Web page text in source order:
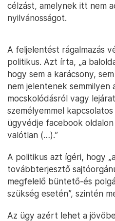
célzást, amelynek itt nem
nyilvánosságot.
A feljelentést rágalmazás
politikus. Azt írta, „a
hogy sem a karácsony,
nem jelentenek semmilyen
mocskolódásról vagy
személyemmel
ügyvédje facebook
valótlan (…).”
A politikus azt ígéri, hogy
továbbterjesztő
megfelelő büntető-és
szükség esetén”, szintén
Az ügy azért lehet a